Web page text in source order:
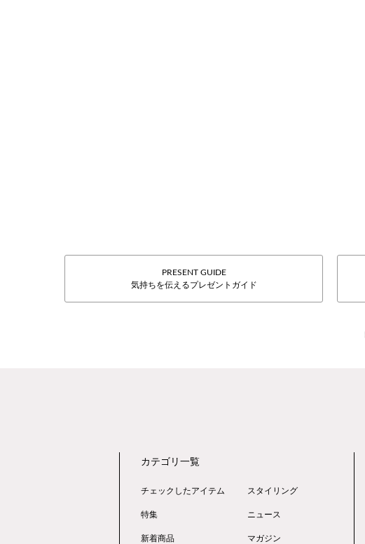
PRESENT GUIDE
気持ちを伝えるプレゼントガイド
カテゴリ一覧
チェックしたアイテム
特集
新着商品
スタイリング
ニュース
マガジン